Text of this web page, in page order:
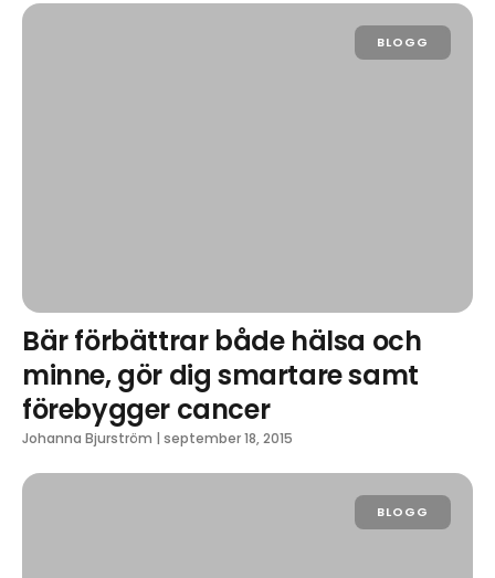
BLOGG
Bär förbättrar både hälsa och
minne, gör dig smartare samt
förebygger cancer
Johanna Bjurström | september 18, 2015
BLOGG